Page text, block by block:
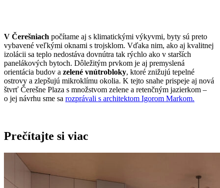
V Čerešniach počítame aj s klimatickými výkyvmi, byty sú preto
vybavené veľkými oknami s trojsklom. Vďaka nim, ako aj kvalitnej
izolácii sa teplo nedostáva dovnútra tak rýchlo ako v starších
panelákových bytoch. Dôležitým prvkom je aj premyslená
orientácia budov a zelené vnútrobloky, ktoré znižujú tepelné
ostrovy a zlepšujú mikroklímu okolia. K tejto snahe prispeje aj nová
štvrť Čerešne Plaza s množstvom zelene a retenčným jazierkom –
o jej návrhu sme sa rozprávali s architektom Igorom Markom.
Prečítajte si viac